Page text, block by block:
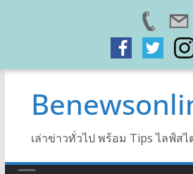
content
เล่าข่าวทั่วไป พร้อม Tips ไลฟ์สไ